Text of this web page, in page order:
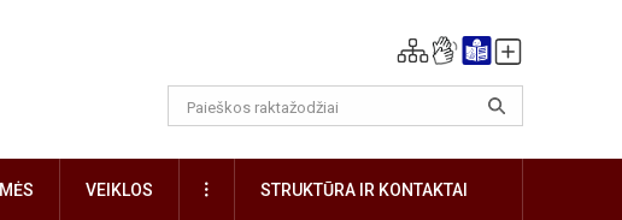
VEIKLOS DAUGIAUSTRUKTŪRA IR KONTAKTAI